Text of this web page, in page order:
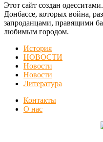
Этот сайт создан
Донбассе, которых война,
запроданцами, правящими
любимым городом.
История
НОВОСТИ
Новости
Новости
Литература
Контакты
О нас